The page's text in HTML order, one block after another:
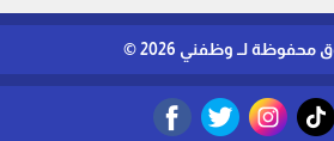
لــ وظفني 2026 ©